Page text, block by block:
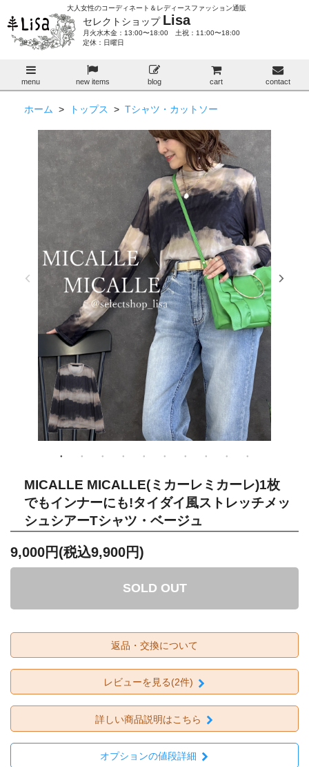
大人女性のコーディネート＆レディースファッション通販
セレクトショップ Lisa
月火水木金：13:00〜18:00 土祝：11:00〜18:00
定休：日曜日
menu new items blog cart contact
ホーム > トップス > Tシャツ・カットソー
MICALLE MICALLE(ミカーレミカーレ)1枚
でもインナーにも!タイダイ風ストレッチメッ
シュシアーTシャツ・ベージュ
9,000円(税込9,900円)
SOLD OUT
返品・交換について
レビューを見る(2件)
詳しい商品説明はこちら
オプションの値段詳細